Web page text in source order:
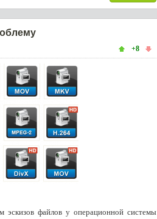
+8
файлов у операционной системы